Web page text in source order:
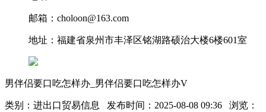
邮箱：choloon@163.com
地址：福建省泉州市丰泽区铭湖路硕治大楼6楼601室
男伴侣要口吃怎样办_男伴侣要口吃怎样办V
类别：进出口贸易信息 发布时间：2025-08-08 09:36 浏览：